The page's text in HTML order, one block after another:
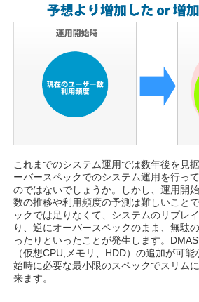
これまでのシステム運用では数年後を見
ーバースペックでのシステム運用を行っ
のではないでしょうか。しかし、運用開
数の推移や利用頻度の予測は難しいこと
ックでは足りなくて、システムのリプレ
り、逆にオーバースペックのまま、無駄
ったりといったことが発生します。
（仮想CPU,メモリ、HDD）の追加が可
始時に必要な最小限のスペックでスリム
来ます。